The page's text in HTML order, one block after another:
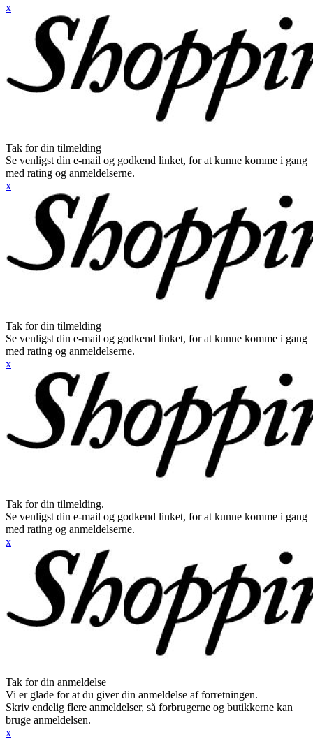
x
Tak for din tilmelding
Se venligst din e-mail og godkend linket, for at kunne komme i gang
med rating og anmeldelserne.
x
Tak for din tilmelding
Se venligst din e-mail og godkend linket, for at kunne komme i gang
med rating og anmeldelserne.
x
Tak for din tilmelding.
Se venligst din e-mail og godkend linket, for at kunne komme i gang
med rating og anmeldelserne.
x
Tak for din anmeldelse
Vi er glade for at du giver din anmeldelse af forretningen.
Skriv endelig flere anmeldelser, så forbrugerne og butikkerne kan
bruge anmeldelsen.
x